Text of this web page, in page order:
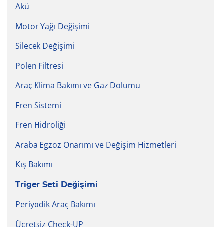
Akü
Motor Yağı Değişimi
Silecek Değişimi
Polen Filtresi
Araç Klima Bakımı ve Gaz Dolumu
Fren Sistemi
Fren Hidroliği
Araba Egzoz Onarımı ve Değişim Hizmetleri
Kış Bakımı
Triger Seti Değişimi
Periyodik Araç Bakımı
Ücretsiz Check-UP